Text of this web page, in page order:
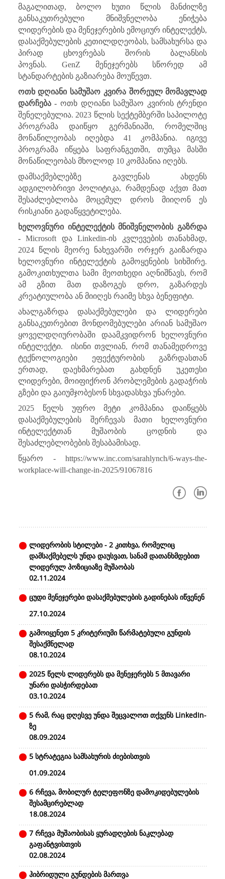
მაგალითად, ბოლო ხუთი წლის მანძილზე
განსაკუთრებული მნიშვნელობა ენიჭება
ლიდერების და მენეჯერების ემოციურ ინტელექტს,
დასაქმებულების კეთილდღეობას, სამსახურსა და
პირად ცხოვრებას შორის ბალანსის
პოვნას. GenZ
მენეჯერებს სწორედ ამ
სტანდარტების გაზიარება მოუწევთ.
ოთხ დღიანი სამუშაო კვირა შორეულ მომავლად
დარჩება - ოთხ დღიანი სამუშაო კვირის ტრენდი
შენელებულია. 2023 წლის სექტემბერში საპილოტე
პროგრამა დაიწყო გერმანიაში, რომელშიც
მონაწილეობას იღებდა 41 კომპანია. იგივე
პროგრამა იწყება საფრანგეთში, თუმცა მასში
მონაწილეობას მხოლოდ 10 კომპანია იღებს.
დამსაქმებლებზე გავლენას ახდენს
ადგილობრივი პოლიტიკა, რამდენად აქვთ მათ
შესაძლებლობა მოცემულ დროს მიიღონ ეს
რისკიანი გადაწყვეტილება.
ხელოვნური ინტელექტის მნიშვნელობის გაზრდა
-Microsoft დაLinkedin-ის კვლევების თანახმად,
2024 წლის მეორე ნახევარში ორჯერ გაიზარდა
ხელოვნური ინტელექტის გამოყენების სიხშირე.
გამოკითხულთა სამი მეოთხედი აღნიშნავს, რომ
ამ გზით მათ დაზოგეს დრო, გაზარდეს
კრეატიულობა ან მიიღეს რაიმე სხვა ბენეფიტი.
ახალგაზრდა დასაქმებულები და ლიდერები
განსაკუთრებით მონდომებულები არიან სამუშაო
ყოველდღიურობაში დაამკვიდრონ ხელოვნური
ინტელექტი. ისინი თვლიან, რომ თანამედროვე
ტექნოლოგიები ეფექტურობის გაზრდასთან
ერთად, დაეხმარებათ გახდნენ უკეთესი
ლიდერები, მოიფიქრონ პრობლემების გადაჭრის
გზები და გაიუმჯობესონ სხვადასხვა უნარები.
2025 წელს უფრო მეტი კომპანია დაიწყებს
დასაქმებულების შერჩევას მათი ხელოვნური
ინტელექტთან მუშაობის ცოდნის და
შესაძლებლობების შესაბამისად.
წყარო - https://www.inc.com/sarahlynch/6-ways-the-
workplace-will-change-in-2025/91067816
ლიდერობის სტილები - 2 კითხვა, რომელიც
დამსაქმებელს უნდა დაუსვათ, სანამ დათანხმდებით
ლიდერულ პოზიციაზე მუშაობას
02.11.2024
ცუდი მენეჯერები დასაქმებულების გადინებას იწვენენ
27.10.2024
გამოიყენეთ 5 კრიტერიუმი წარმატებული გუნდის
შესაქმნელად
08.10.2024
2025 წელს ლიდერებს და მენეჯერებს 5 მთავარი
უნარი დასჭირდებათ
03.10.2024
5 რამ, რაც დღესვე უნდა შეცვალოთ თქვენს LinkedIn-
ზე
08.09.2024
5 სტრატეგია სამსახურის ძიებისთვის
01.09.2024
6 რჩევა, მობილურ ტელეფონზე დამოკიდებულების
შესამცირებლად
18.08.2024
7 რჩევა მუშაობისას ყურადღების ნაკლებად
გაფანტვისთვის
02.08.2024
ჰიბრიდული გუნდების მართვა